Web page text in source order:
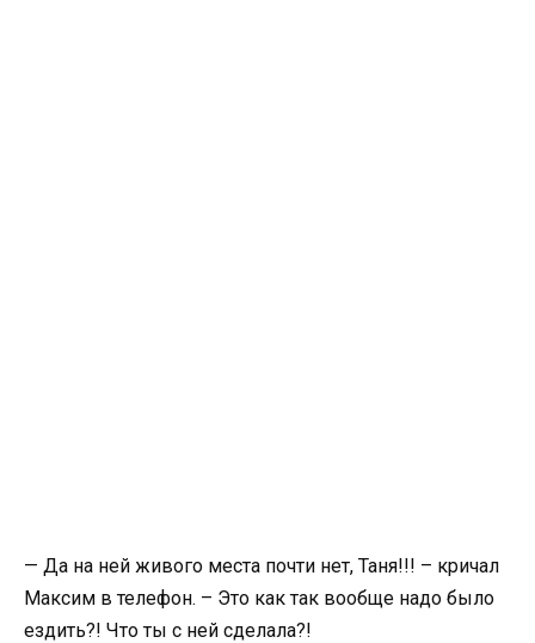
— Да на ней живого места почти нет, Таня!!! – кричал
Максим в телефон. – Это как так вообще надо было
ездить?! Что ты с ней сделала?!